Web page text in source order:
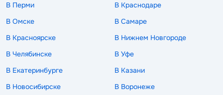
В Перми
В Краснодаре
В Омске
В Самаре
В Красноярске
В Нижнем Новгороде
В Челябинске
В Уфе
В Екатеринбурге
В Казани
В Новосибирске
В Воронеже